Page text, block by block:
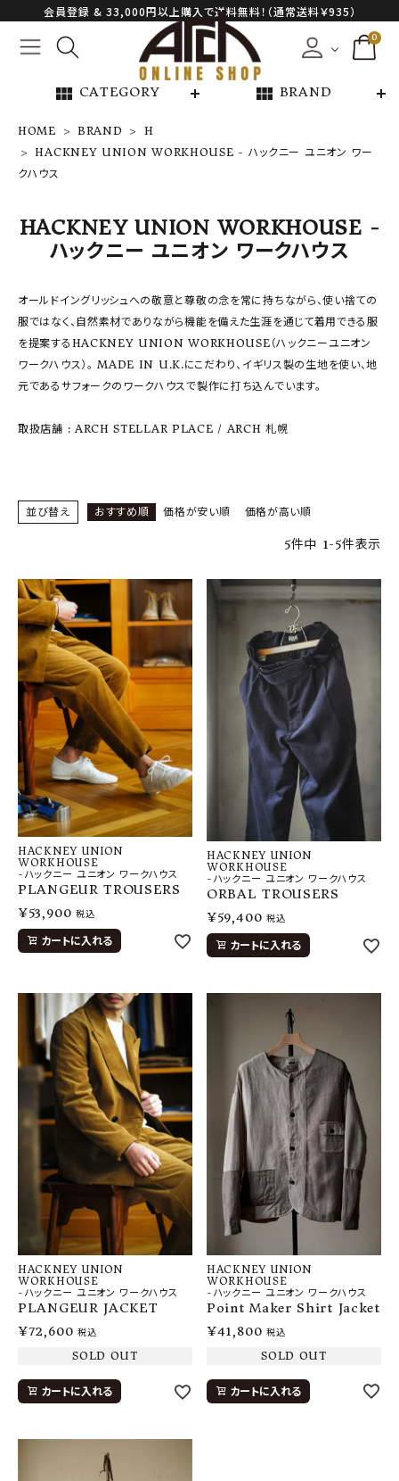
会員登録 & 33,000円以上購入で送料無料！（通常送料￥935）
0
view_module CATEGORY view_module BRAND
NEW ARRIVAL
ARCH EXCLUSIVE
CATEGORY
CONTENTS
ご利用ガイド
お問い合わせ
OFFICIAL WEB SITE
ACCOUNT MENU
ようこそ ゲスト 様
meeting_room ログイン person 会員登録
HOME BRAND
H
HACKNEY UNION WORKHOUSE - ハックニー ユニオン ワー
クハウス
HACKNEY UNION WORKHOUSE -
ハックニー ユニオン ワークハウス
オールドイングリッシュへの敬意と尊敬の念を常に持ちながら、使い捨ての
服ではなく、自然素材でありながら機能を備えた生涯を通じて着用できる服
を提案するHACKNEY UNION WORKHOUSE（ハックニーユニオン
ワークハウス）。 MADE IN U.K.にこだわり、イギリス製の生地を使い、地
元であるサフォークのワークハウスで製作に打ち込んでいます。
取扱店舗 : ARCH STELLAR PLACE / ARCH 札幌
並び替え おすすめ順 価格が安い順 価格が高い順
5件中 1-5件表示
HACKNEY UNION
WORKHOUSE
-ハックニー ユニオン ワークハウス
PLANGEUR TROUSERS
¥53,900 税込
カートに入れる
HACKNEY UNION
WORKHOUSE
-ハックニー ユニオン ワークハウス
ORBAL TROUSERS
¥59,400 税込
カートに入れる
HACKNEY UNION
WORKHOUSE
-ハックニー ユニオン ワークハウス
PLANGEUR JACKET
¥72,600 税込
SOLD OUT
カートに入れる
HACKNEY UNION
WORKHOUSE
-ハックニー ユニオン ワークハウス
Point Maker Shirt Jacket
¥41,800 税込
SOLD OUT
カートに入れる